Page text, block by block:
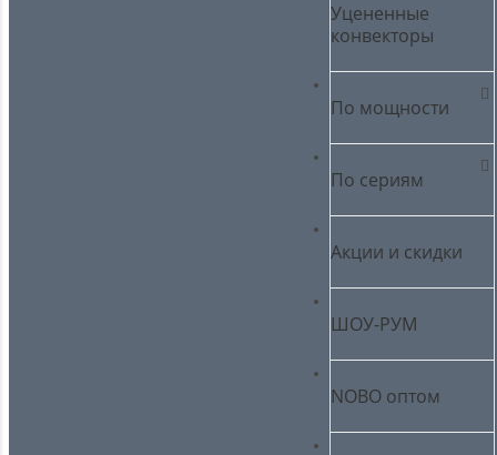
Уцененные
конвекторы
По мощности
По сериям
Акции и скидки
ШОУ-РУМ
NOBO оптом